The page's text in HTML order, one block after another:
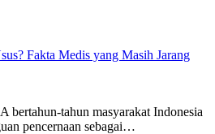
Fakta Medis yang Masih Jarang
bertahun-tahun masyarakat Indonesia
pencernaan sebagai…